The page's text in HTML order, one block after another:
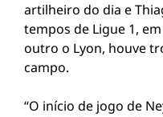
artilheiro do dia e
tempos de Ligue 1,
outro o Lyon, houve
campo.
“O início de jogo de